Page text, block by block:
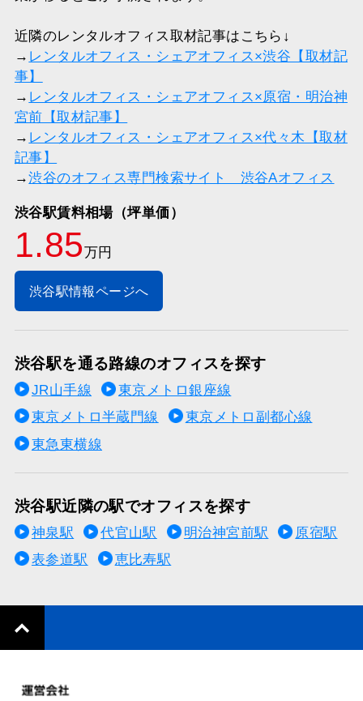
近隣のレンタルオフィス取材記事はこちら↓
→ レンタルオフィス・シェアオフィス×渋谷【取材記
事】
→ レンタルオフィス・シェアオフィス×原宿・明治神
宮前【取材記事】
→ レンタルオフィス・シェアオフィス×代々木【取材
記事】
→渋谷のオフィス専門検索サイト 渋谷Aオフィス
渋谷駅賃料相場（坪単価）
1.85万円
渋谷駅情報ページへ
渋谷駅を通る路線のオフィスを探す
JR山手線
東京メトロ銀座線
東京メトロ半蔵門線
東京メトロ副都心線
東急東横線
渋谷駅近隣の駅でオフィスを探す
神泉駅 代官山駅 明治神宮前駅
原宿駅
表参道駅
恵比寿駅